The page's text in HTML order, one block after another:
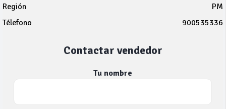
Región
PM
Télefono
900535336
Contactar vendedor
Tu nombre